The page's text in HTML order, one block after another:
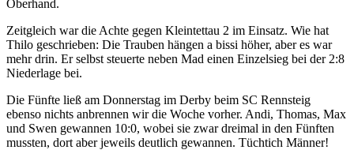
Oberhand.
Zeitgleich war die Achte gegen Kleintettau 2 im Einsatz. Wie hat
Thilo geschrieben: Die Trauben hängen a bissi höher, aber es war
mehr drin. Er selbst steuerte neben Mad einen Einzelsieg bei der 2:8
Niederlage bei.
Die Fünfte ließ am Donnerstag im Derby beim SC Rennsteig
ebenso nichts anbrennen wir die Woche vorher. Andi, Thomas, Max
und Swen gewannen 10:0, wobei sie zwar dreimal in den Fünften
mussten, dort aber jeweils deutlich gewannen. Tüchtich Männer!